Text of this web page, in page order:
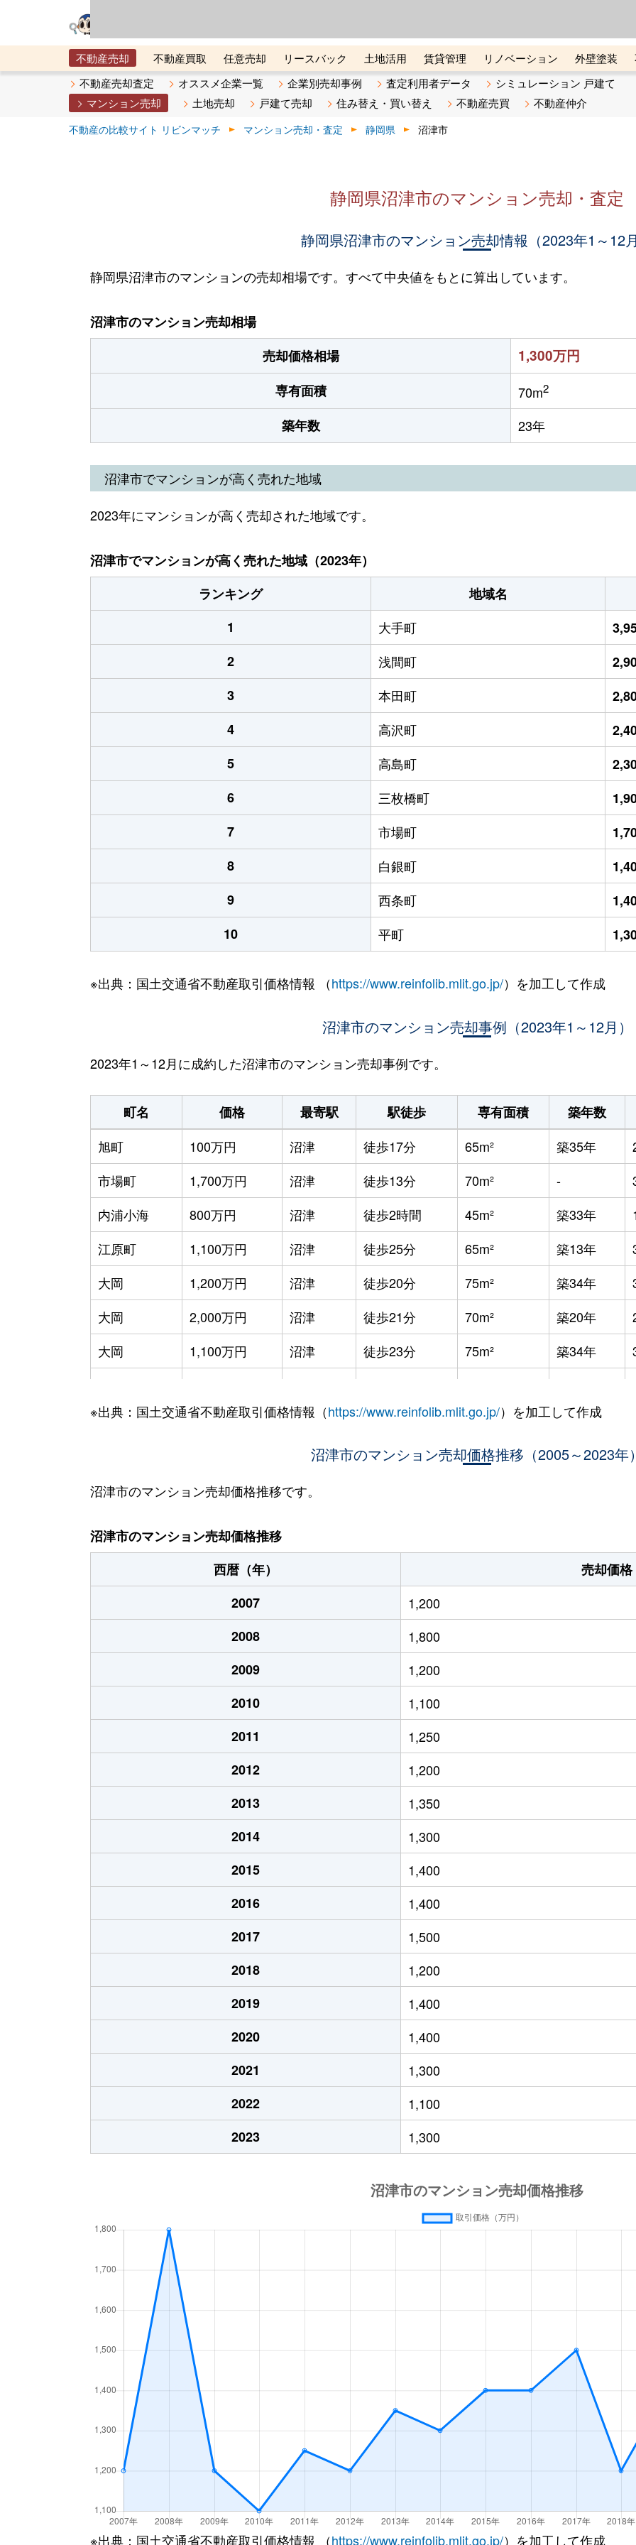
不動産売却 不動産買取 任意売却 リースバック 土地活用 賃貸管理 リノベーション 外壁塗装
メタ住宅展示場
ベスト不動産カンパニー オンライン講座 リビンマガジンBiz 不動産売却ご相談デスク
不動産売却査定 オススメ企業一覧 企業別売却事例 査定利用者データ
シミュレーション 戸建て
マンション売却
土地売却 戸建て売却 住み替え・買い替え 不動産売買 不動産仲介
不動産の比較サイト リビンマッチ マンション売却・査定 静岡県 沼津市
静岡県沼津市のマンション売却・査定
静岡県沼津市のマンション売却情報（2023年1～12月
静岡県沼津市のマンションの売却相場です。すべて中央値をもとに算出しています。
沼津市のマンション売却相場
売却価格相場
1,300万円
専有面積 70m2
築年数 23年
沼津市でマンションが高く売れた地域
2023年にマンションが高く売却された地域です。
沼津市でマンションが高く売れた地域（2023年）
ランキング
地域名
1
大手町
2
浅間町
3
本田町
4
高沢町
5
高島町
6
三枚橋町
7
市場町
8
白銀町
9
西条町
10
平町
※出典：国土交通省不動産取引価格情報 （https://www.reinfolib.mlit.go.jp/）を加工して作成
沼津市のマンション売却事例（2023年1～12月）
2023年1～12月に成約した沼津市のマンション売却事例です。
町名 価格 最寄駅 駅徒歩 専有面積 築年数
旭町
100万円 沼津 徒歩17分 65m² 築35年
市場町
1,700万円 沼津 徒歩13分 70m² -
内浦小海
800万円 沼津 徒歩2時間 45m² 築33年
江原町
1,100万円 沼津 徒歩25分 65m² 築13年
大岡
1,200万円 沼津 徒歩20分 75m² 築34年
大岡
2,000万円 沼津 徒歩21分 70m² 築20年
大岡
1,100万円 沼津 徒歩23分 75m² 築34年
大岡
1,100万円 沼津 徒歩26分 60m² 築39年
沼津 徒歩4分 90m² 築17年
大手町
3,700万円 沼津
西条町
1,000万円 沼津 徒歩8分 60m² 築34年
三枚橋町
1,900万円 沼津 徒歩5分 60m² 築14年
志下
350万円 沼津 徒歩2時間 55m² 築35年 -
白銀町
1,400万円 沼津 徒歩9分 75m² 築17年
新宿町
990万円 沼津 徒歩6分 70m² 築25年
杉崎町
950万円 沼津 徒歩13分 65m² 築41年
杉崎町
650万円 沼津 徒歩13分 65m² 築41年
2,900万円
3,200万円
380万円
1,800万円
3,000万円 徒歩10分
2,400万円
2,200万円
830万円 徒歩24分
800万円 徒歩23分
1,300万円 徒歩11分
※出典：国土交通省不動産取引価格情報（https://www.reinfolib.mlit.go.jp/）を加工して作成
沼津市のマンション売却価格推移（2005～2023年）
沼津市のマンション売却価格推移です。
沼津市のマンション売却価格推移
西暦（年）
売却価格
2007
1,200
2008
1,800
2009
1,200
2010
1,100
2011
1,250
2012
1,200
2013
1,350
2014
1,300
2015
1,400
2016
1,400
2017
1,500
2018
1,200
2019
1,400
2020
1,400
2021
1,300
2022
1,100
2023
1,300
※出典：国土交通省不動産取引価格情報 （https://www.reinfolib.mlit.go.jp/）を加工して作成